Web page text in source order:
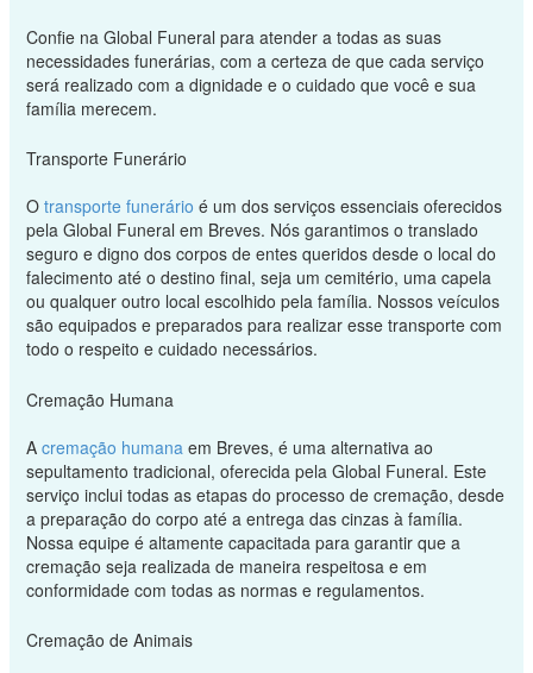
Confie na Global Funeral para atender a todas as suas
necessidades funerárias, com a certeza de que cada serviço
será realizado com a dignidade e o cuidado que você e sua
família merecem.
Transporte Funerário
O transporte funerário é um dos serviços essenciais oferecidos
pela Global Funeral em Breves. Nós garantimos o translado
seguro e digno dos corpos de entes queridos desde o local do
falecimento até o destino final, seja um cemitério, uma capela
ou qualquer outro local escolhido pela família. Nossos veículos
são equipados e preparados para realizar esse transporte com
todo o respeito e cuidado necessários.
Cremação Humana
A cremação humana em Breves, é uma alternativa ao
sepultamento tradicional, oferecida pela Global Funeral. Este
serviço inclui todas as etapas do processo de cremação, desde
a preparação do corpo até a entrega das cinzas à família.
Nossa equipe é altamente capacitada para garantir que a
cremação seja realizada de maneira respeitosa e em
conformidade com todas as normas e regulamentos.
Cremação de Animais